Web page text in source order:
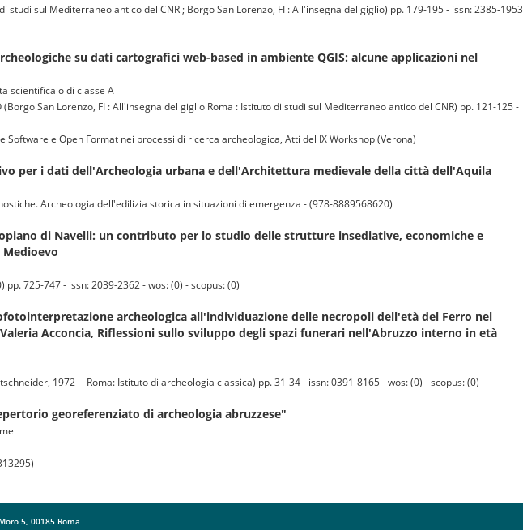
di studi sul Mediterraneo antico del CNR ; Borgo San Lorenzo, FI : All'insegna del giglio) pp. 179-195 - issn: 2385-1953
su dati cartografici web-based in ambiente QGIS: alcune applicazioni nel
scientifica o di classe A
(Borgo San Lorenzo, FI : All'insegna del giglio Roma : Istituto di studi sul Mediterraneo antico del CNR) pp. 121-125 -
Software e Open Format nei processi di ricerca archeologica, Atti del IX Workshop (Verona)
per i dati dell'Archeologia urbana e dell'Architettura medievale della città dell'Aquila
Archeologia dell'edilizia storica in situazioni di emergenza - (978-8889568620)
di Navelli: un contributo per lo studio delle strutture insediative, economiche e
pp. 725-747 - issn: 2039-2362 - wos: (0) - scopus: (0)
archeologica all'individuazione delle necropoli dell'età del Ferro nel
Acconcia, Riflessioni sullo sviluppo degli spazi funerari nell'Abruzzo interno in età
1972- - Roma: Istituto di archeologia classica) pp. 31-34 - issn: 0391-8165 - wos: (0) - scopus: (0)
georeferenziato di archeologia abruzzese"
5, 00185 Roma